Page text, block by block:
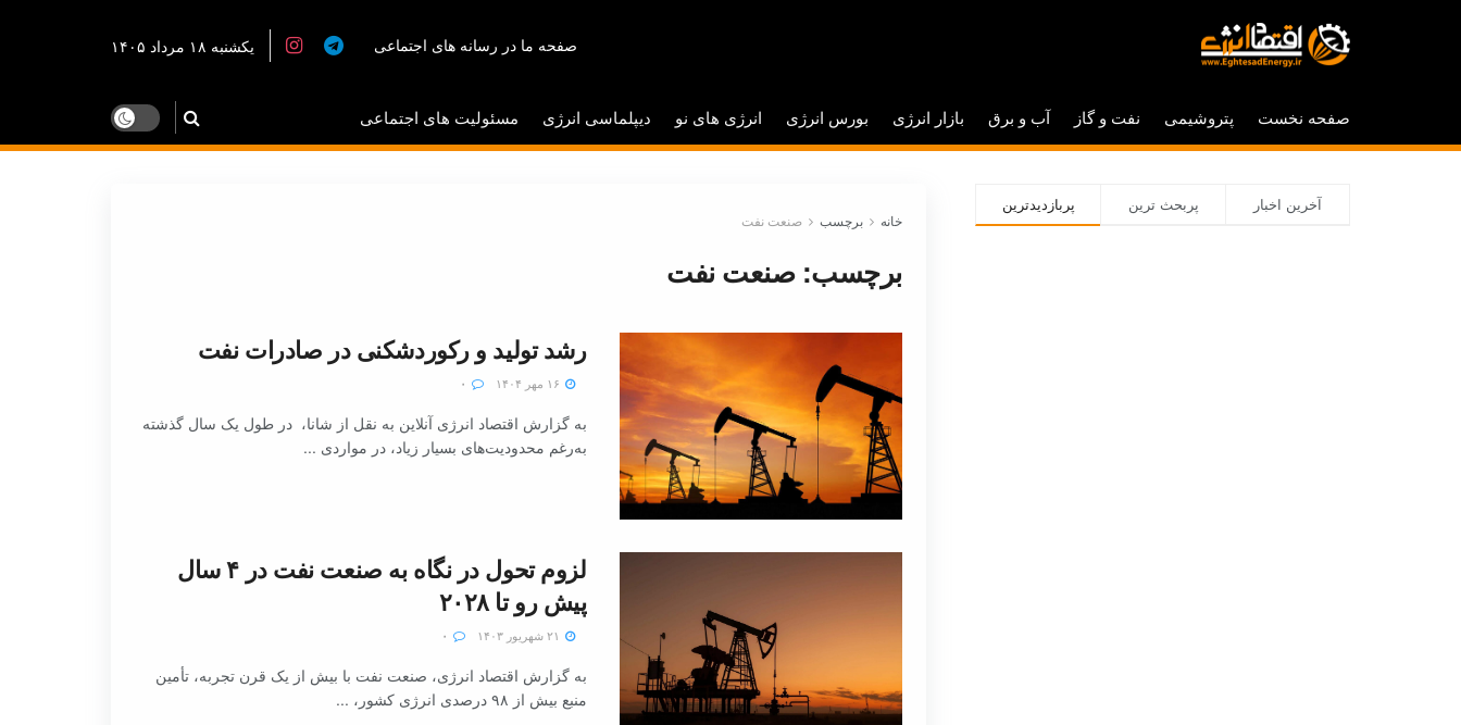
صفحه ما در رسانه های اجتماعی یکشنبه ۱۸ مرداد ۱۴۰۵
صفحه نخست پتروشیمی نفت و گاز آب و برق بازار انرژی بورس انرژی انرژی های نو دیپلماسی انرژی مسئولیت های اجتماعی
خانه برچسب صنعت نفت
برچسب:صنعت نفت
رشد تولید و رکوردشکنی در صادرات نفت
به گزارش اقتصاد انرژی آنلاین به نقل از شانا، در طول یک سال گذشته
به‌رغم محدودیت‌های بسیار زیاد، در مواردی ...
لزوم تحول در نگاه به صنعت نفت در ۴ سال
پیش رو تا ۲۰۲۸
به گزارش اقتصاد انرژی، صنعت نفت با بیش از یک قرن تجربه، تأمین
منبع بیش از ۹۸ درصدی انرژی کشور، ...
پربازدیدترین پربحث ترین آخرین اخبار